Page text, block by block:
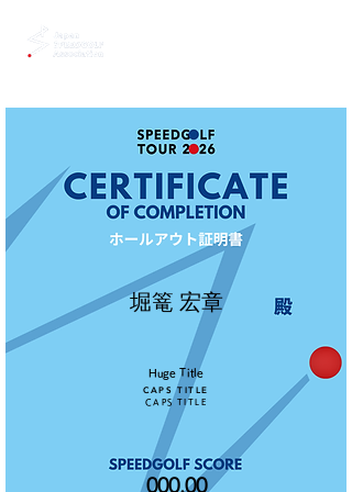
堀篭 宏章
Huge Title
CAPS TITLE
CAPS TITLE
000.00